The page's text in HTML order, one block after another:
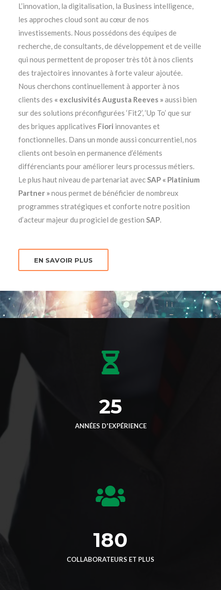
L’innovation, la digitalisation, la Business intelligence,
les approches cloud sont au cœur de nos
investissements. Nous possédons des équipes de
recherche, de consultants, de développement et de veille
qui nous permettent de proposer très tôt à nos clients
des trajectoires innovantes à forte valeur ajoutée.
Nous cherchons continuellement à apporter à nos
clients des « exclusivités Augusta Reeves »aussi bien
sur des solutions préconfigurées ‘Fit2’, ‘Up To’ que sur
des briques applicatives Fiori innovantes et
fonctionnelles. Dans un monde aussi concurrentiel, nos
clients ont besoin en permanence d’éléments
différenciants pour améliorer leurs processus métiers.
Le plus haut niveau de partenariat avecSAP « Platinium
Partner »nous permet de bénéficier de nombreux
programmes stratégiques et conforte notre position
d’acteur majeur du progiciel de gestionSAP.
EN SAVOIR PLUS
25
ANNÉES D'EXPÉRIENCE
180
COLLABORATEURS ET PLUS